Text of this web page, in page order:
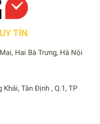
TÍN
Hai Bà Trưng, Hà Nội
Khải, Tân Định , Q.1, TP